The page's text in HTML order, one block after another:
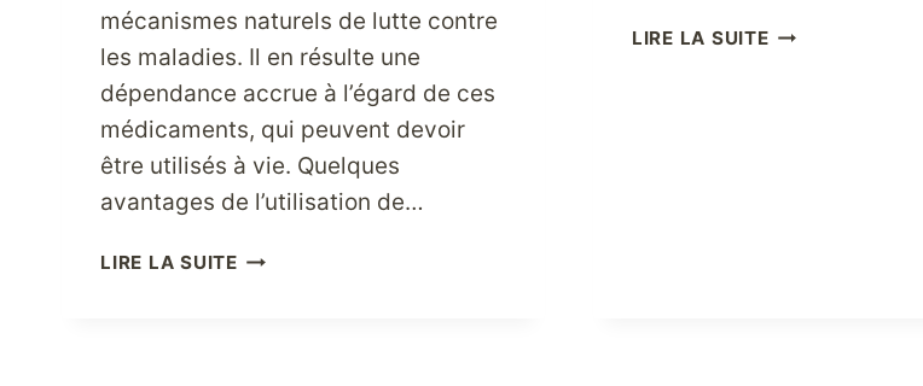
mécanismes naturels de lutte contre
les maladies. Il en résulte une
dépendance accrue à l’égard de ces
médicaments, qui peuvent devoir
être utilisés à vie. Quelques
avantages de l’utilisation de…
LIRE LA SUITEAMÉLIOREZ
LIRE LA SUITEIDÉES